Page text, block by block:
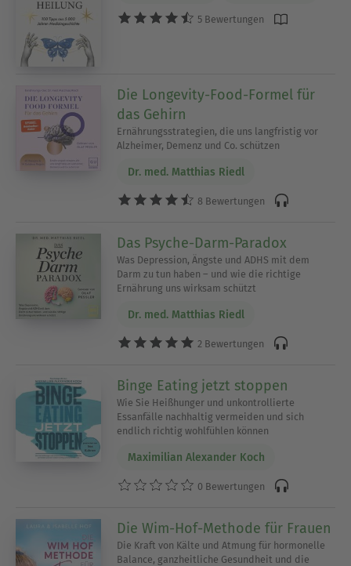
5 Bewertungen
Die Longevity-Food-Formel für
das Gehirn
Ernährungsstrategien, die uns langfristig vor
Alzheimer, Demenz und Co. schützen
Dr. med. Matthias Riedl
8 Bewertungen
Das Psyche-Darm-Paradox
Was Depression, Ängste und ADHS mit dem
Darm zu tun haben – und wie die richtige
Ernährung uns wirksam schützt
Dr. med. Matthias Riedl
2 Bewertungen
Binge Eating jetzt stoppen
Wie Sie Heißhunger und unkontrollierte
Essanfälle nachhaltig vermeiden und sich
endlich richtig wohlfühlen können
Maximilian Alexander Koch
0 Bewertungen
Die Wim-Hof-Methode für Frauen
Die Kraft von Kälte und Atmung für hormonelle
Balance, ganzheitliche Gesundheit und die